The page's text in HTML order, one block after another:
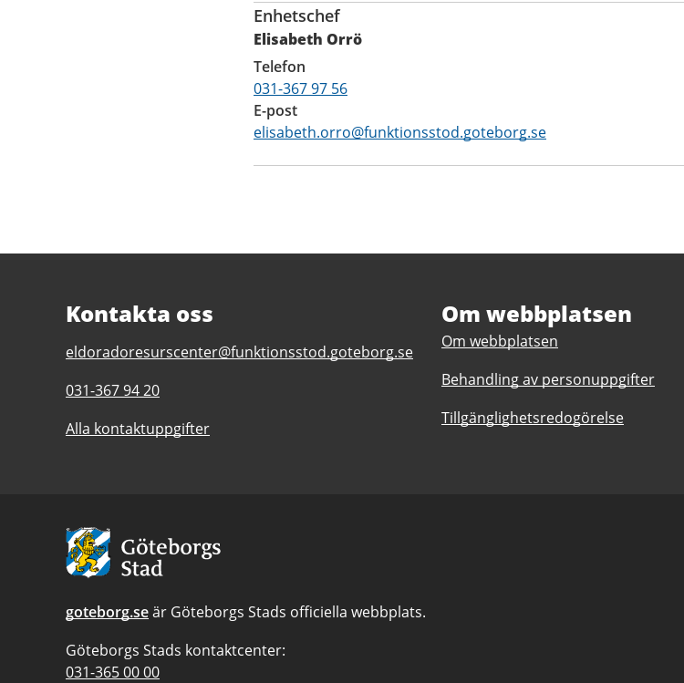
Enhetschef
Elisabeth Orrö
Telefon
031-367 97 56
E-post
elisabeth.orro@funktionsstod.goteborg.se
Kontakta oss
E-
till
Eldorado
Resurscenter
eldoradoresurscenter@funktionsstod.goteborg.se
Telefonnummer
Eldorado
031-367 94 20
Alla kontaktuppgifter
Om webbplatsen
Om webbplatsen
Behandling av personuppgifter
Tillgänglighetsredogörelse
Avsändare:
Göteborgs
Stad
goteborg.seär Göteborgs Stads officiella webbplats.
Göteborgs Stads kontaktcenter:
Telefonnummer
031-365 00 00